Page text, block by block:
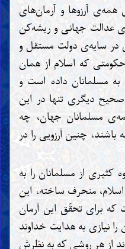
آرزوها و آرمان‌های
عدالت جهانی و ریشه‌کن
در سایه‌ی دولت مستقل و
که اسلام از همان
مسلمانان داده است و
دیگری تنها در این
مسلمانان جهان، چه
باشند، چنین آرزویی را در
کثیری از مسلمانان را به
منحرف ساخته، این
برای تحقّق این آرمان
نیازی به هدایت خداوند
از هر روشی که به نظرش